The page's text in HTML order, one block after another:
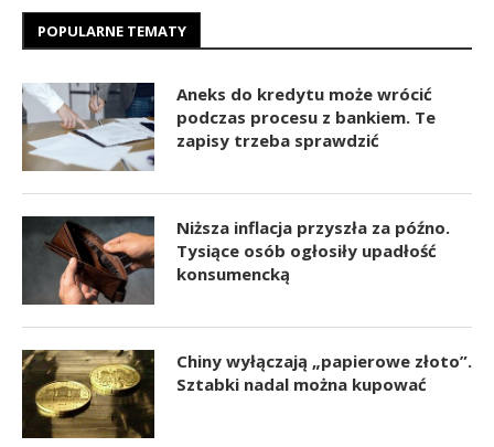
POPULARNE TEMATY
Aneks do kredytu może wrócić
podczas procesu z bankiem. Te
zapisy trzeba sprawdzić
Niższa inflacja przyszła za późno.
Tysiące osób ogłosiły upadłość
konsumencką
Chiny wyłączają „papierowe złoto”.
Sztabki nadal można kupować